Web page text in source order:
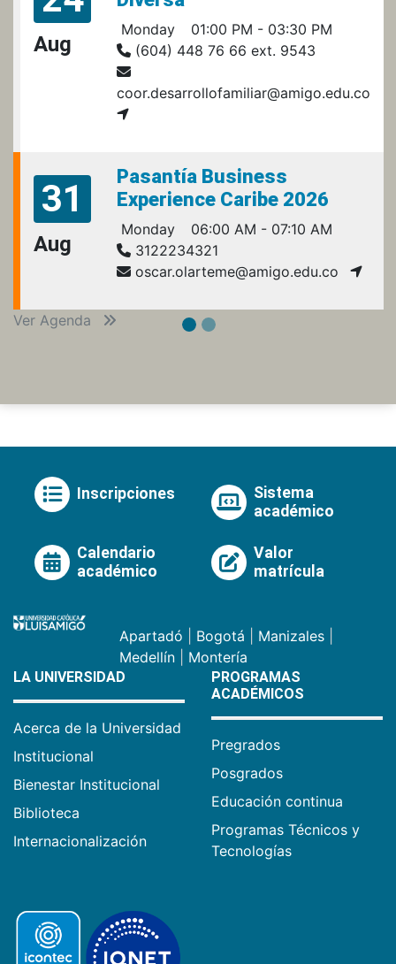
Aug
Monday
01:00 PM - 03:30 PM
(604) 448 76 66 ext. 9543
coor.desarrollofamiliar@amigo.edu.co
31
Aug
Pasantía Business
Experience Caribe 2026
Monday
06:00 AM - 07:10 AM
3122234321
oscar.olarteme@amigo.edu.co
Ver Agenda
Inscripciones
Sistema
académico
Calendario
académico
Valor
matrícula
Apartadó Bogotá Manizales
Medellín
Montería
LA UNIVERSIDAD
Acerca de la Universidad
Institucional
Bienestar Institucional
Biblioteca
Internacionalización
PROGRAMAS
ACADÉMICOS
Pregrados
Posgrados
Educación continua
Programas Técnicos y
Tecnologías